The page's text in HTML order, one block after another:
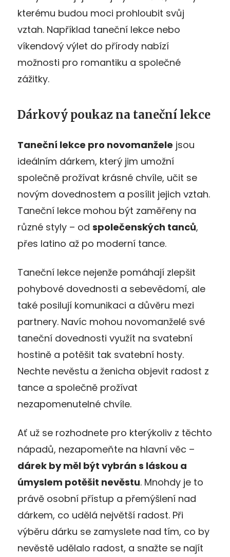
kterému budou moci prohloubit svůj
vztah. Například taneční lekce nebo
víkendový výlet do přírody nabízí
možnosti pro romantiku a společné
zážitky.
Dárkový poukaz na taneční lekce
Taneční lekce pro novomanžele jsou
ideálním dárkem, který jim umožní
společně prožívat krásné chvíle, učit se
novým dovednostem a posílit jejich vztah.
Taneční lekce mohou být zaměřeny na
různé styly – od společenských tanců,
přes latino až po moderní tance.
Taneční lekce nejenže pomáhají zlepšit
pohybové dovednosti a sebevědomí, ale
také posilují komunikaci a důvěru mezi
partnery. Navíc mohou novomanželé své
taneční dovednosti využít na svatební
hostině a potěšit tak svatební hosty.
Nechte nevěstu a ženicha objevit radost z
tance a společně prožívat
nezapomenutelné chvíle.
Ať už se rozhodnete pro kterýkoliv z těchto
nápadů, nezapomeňte na hlavní věc –
dárek by měl být vybrán s láskou a
úmyslem potěšit nevěstu. Mnohdy je to
právě osobní přístup a přemýšlení nad
dárkem, co udělá největší radost. Při
výběru dárku se zamyslete nad tím, co by
nevěstě udělalo radost, a snažte se najít